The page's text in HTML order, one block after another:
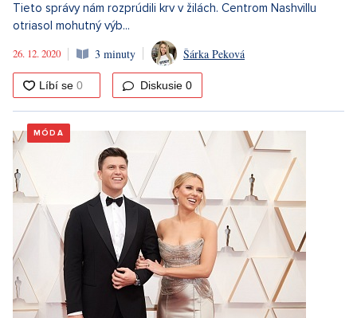
Tieto správy nám rozprúdili krv v žilách. Centrom Nashvillu
otriasol mohutný výb...
26. 12. 2020
3 minuty Šárka Peková
Diskusie 0
MÓDA